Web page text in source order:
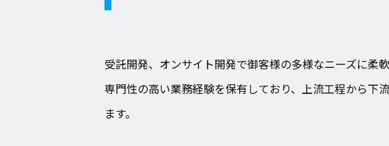
受託開発、オンサイト開発で御客様の多様なニーズに柔軟
専門性の高い業務経験を保有しており、上流工程から下
ます。